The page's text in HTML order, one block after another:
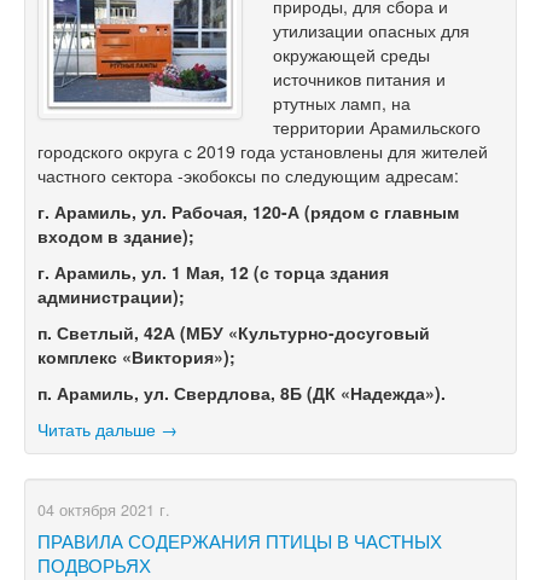
природы, для сбора и
утилизации опасных для
окружающей среды
источников питания и
ртутных ламп, на
территории Арамильского
городского округа с 2019 года установлены для жителей
частного сектора -экобоксы по следующим адресам:
г. Арамиль, ул. Рабочая, 120-А (рядом с главным
входом в здание);
г. Арамиль, ул. 1 Мая, 12 (с торца здания
администрации);
п. Светлый, 42А (МБУ «Культурно-досуговый
комплекс «Виктория»);
п. Арамиль, ул. Свердлова, 8Б (ДК «Надежда»).
Читать дальше →
04 октября 2021 г.
ПРАВИЛА СОДЕРЖАНИЯ ПТИЦЫ В ЧАСТНЫХ
ПОДВОРЬЯХ